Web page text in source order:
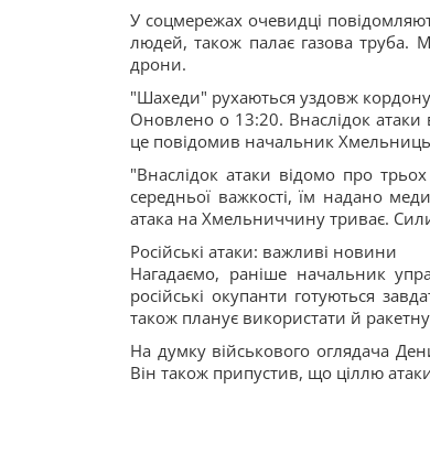
У соцмережах очевидці
людей, також палає газова труба.
дрони.
"Шахеди" рухаються уздовж кордону
Оновлено о 13:20. Внаслідок
це повідомив начальник
"Внаслідок атаки відомо про
середньої важкості, їм надано
атака на Хмельниччину триває.
Російські атаки: важливі новини
Нагадаємо, раніше начальник
російські окупанти готуються
також планує використати й
На думку військового оглядача
Він також припустив, що ціллю